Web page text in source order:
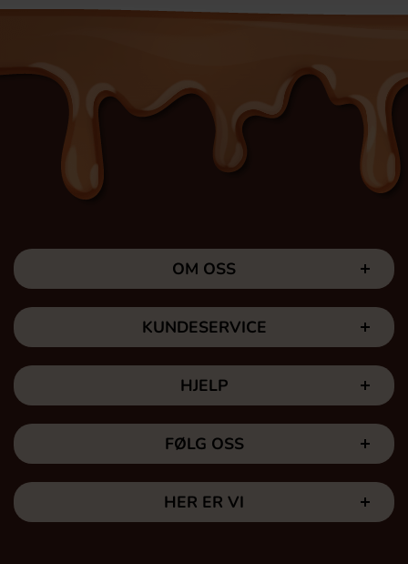
OM OSS
KUNDESERVICE
HJELP
FØLG OSS
HER ER VI